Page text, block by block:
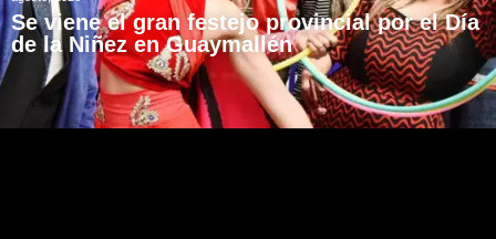
Se viene el gran festejo provincial por el Día
de la Niñez en Guaymallén